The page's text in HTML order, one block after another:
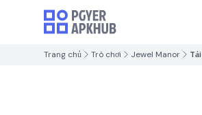
Trang chủ Trò chơi Jewel Manor